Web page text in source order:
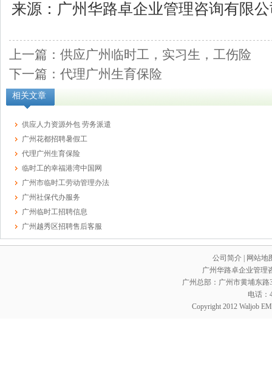
来源：广州华路卓企业管理咨询有限
上一篇：供应广州临时工，实习生，工伤险
下一篇：代理广州生育保险
相关文章
供应人力资源外包 劳务派遣
广州花都招聘暑假工
代理广州生育保险
临时工的幸福港湾中国网
广州市临时工劳动管理办法
广州社保代办服务
广州临时工招聘信息
广州越秀区招聘售后客服
公司简介
网站地
广州华路卓企业管理
广州总部：广州市黄埔东路
电话：
Copyright 2012 Waljob